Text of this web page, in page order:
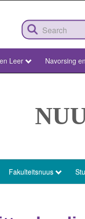
Leer Navorsing
Fakulteitsnuus